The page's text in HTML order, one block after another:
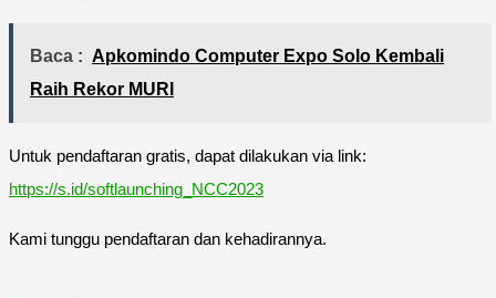
Baca : Apkomindo Computer Expo Solo Kembali
Raih Rekor MURI
Untuk pendaftaran gratis, dapat dilakukan via link:
https://s.id/softlaunching_NCC2023
Kami tunggu pendaftaran dan kehadirannya.